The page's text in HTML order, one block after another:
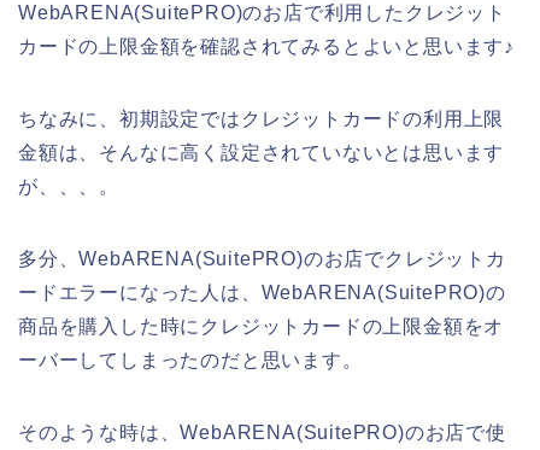
WebARENA(SuitePRO)のお店で利用したクレジット
カードの上限金額を確認されてみるとよいと思います♪
ちなみに、初期設定ではクレジットカードの利用上限
金額は、そんなに高く設定されていないとは思います
が、、、。
多分、WebARENA(SuitePRO)のお店でクレジットカ
ードエラーになった人は、WebARENA(SuitePRO)の
商品を購入した時にクレジットカードの上限金額をオ
ーバーしてしまったのだと思います。
そのような時は、WebARENA(SuitePRO)のお店で使